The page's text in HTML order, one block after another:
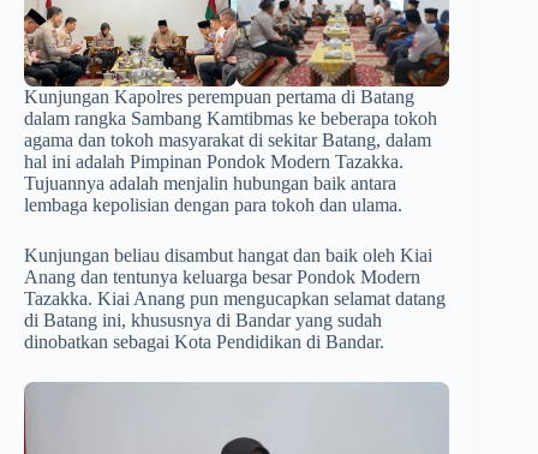
Kunjungan Kapolres perempuan pertama di Batang
dalam rangka Sambang Kamtibmas ke beberapa tokoh
agama dan tokoh masyarakat di sekitar Batang, dalam
hal ini adalah Pimpinan Pondok Modern Tazakka.
Tujuannya adalah menjalin hubungan baik antara
lembaga kepolisian dengan para tokoh dan ulama.
Kunjungan beliau disambut hangat dan baik oleh Kiai
Anang dan tentunya keluarga besar Pondok Modern
Tazakka. Kiai Anang pun mengucapkan selamat datang
di Batang ini, khususnya di Bandar yang sudah
dinobatkan sebagai Kota Pendidikan di Bandar.